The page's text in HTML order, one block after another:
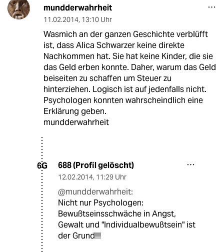
mundderwahrheit
11.02.2014, 13:10 Uhr
Wasmich an der ganzen Geschichte verblüfft
ist, dass Alica Schwarzer keine direkte
Nachkommen hat. Sie hat keine Kinder, die sie
das Geld erben konnte. Daher, warum das Geld
beiseiten zu schaffen um Steuer zu
hinterziehen. Logisch ist auf jedenfalls nicht.
Psychologen konnten wahrscheindlich eine
Erklärung geben.
mundderwahrheit
6G 688 (Profil gelöscht)
12.02.2014, 11:29 Uhr
@mundderwahrheit:
Nicht nur Psychologen:
Bewußtseinsschwäche in Angst,
Gewalt und "Individualbewußtsein" ist
der Grund!!!